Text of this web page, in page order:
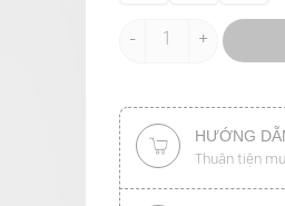
Chân váy xoè xếp
HƯỚNG
Thuận tiện